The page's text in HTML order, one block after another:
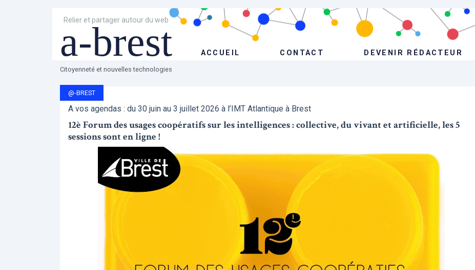
Relier et partager autour du web
a-brest ACCUEIL CONTACT DEVENIR RÉDACTEUR
Citoyenneté et nouvelles technologies
@-BREST
A vos agendas : du 30 juin au 3 juillet 2026 à l’IMT Atlantique à Brest
12è Forum des usages coopératifs sur les intelligences : collective, du vivant et artificielle, les 5
sessions sont en ligne !